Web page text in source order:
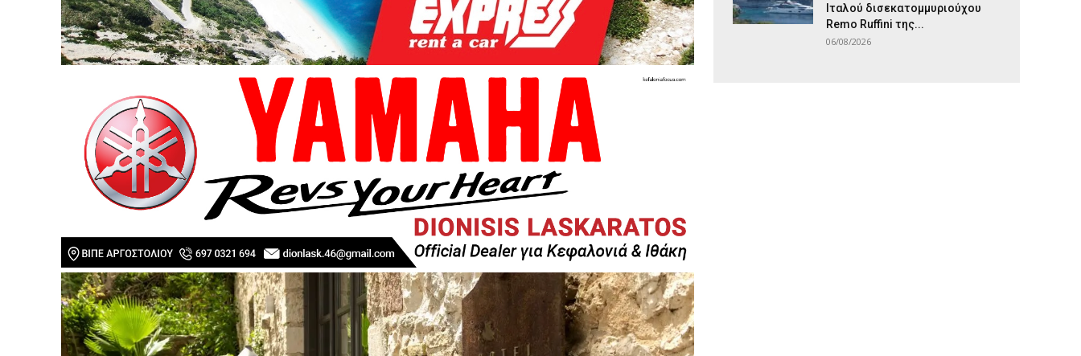
Ιταλού δισεκατομμυριούχου
Remo Ruffini της...
06/08/2026